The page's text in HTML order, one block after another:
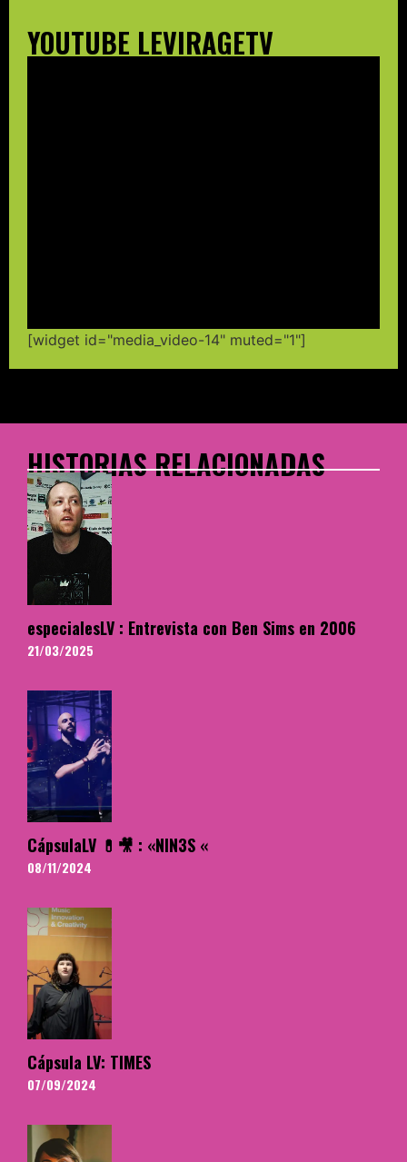
YOUTUBE LEVIRAGETV
[widget id="media_video-14" muted="1"]
HISTORIAS RELACIONADAS
especialesLV : Entrevista con Ben Sims en 2006
21/03/2025
CápsulaLV 💊🎥 : «NIN3S «
08/11/2024
Cápsula LV: TIMES
07/09/2024